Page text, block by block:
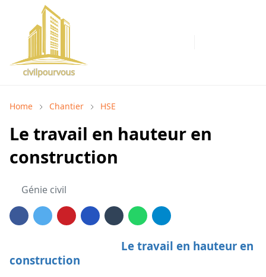
Home Chantier HSE
Le travail en hauteur en
construction
Génie civil
Le travail en hauteur en
construction